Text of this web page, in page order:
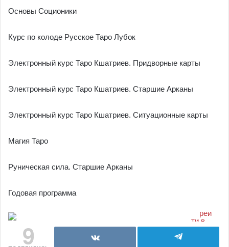
Основы Соционики
Курс по колоде Русское Таро Лубок
Электронный курс Таро Кшатриев. Придворные карты
Электронный курс Таро Кшатриев. Старшие Арканы
Электронный курс Таро Кшатриев. Ситуационные карты
Магия Таро
Руническая сила. Старшие Арканы
Годовая программа
9